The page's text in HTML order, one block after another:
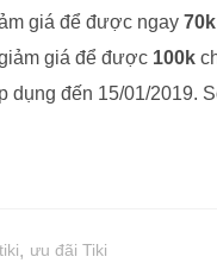
giá để được ngay 70k
giá để được 100k
dụng đến 15/01/2019.
, ưu đãi Tiki